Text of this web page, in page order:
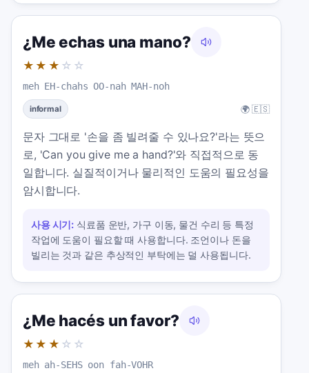
¿Me echas una mano?
★★★ ☆☆
meh EH-chahs OO-nah MAH-noh
informal 🌍 🇪🇸
문자 그대로 '손을 좀 빌려줄 수 있나요?'라는 뜻으
로, 'Can you give me a hand?'와 직접적으로 동
일합니다. 실질적이거나 물리적인 도움의 필요성을
암시합니다.
사용 시기: 식료품 운반, 가구 이동, 물건 수리 등 특정
작업에 도움이 필요할 때 사용합니다. 조언이나 돈을
빌리는 것과 같은 추상적인 부탁에는 덜 사용됩니다.
¿Me hacés un favor?
★★★ ☆☆
meh ah-SEHS oon fah-VOHR